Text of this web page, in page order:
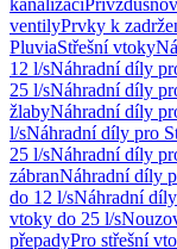
kanalizaci
ventilyPrvky k
PluviaStřešní vtoky
12 l/sNáhradní díly
25 l/sNáhradní díly
žlabyNáhradní díly
l/sNáhradní díly pro
25 l/sNáhradní díly
zábranNáhradní díly
do 12 l/sNáhradní
vtoky do 25 l/s
přepadyPro střešní